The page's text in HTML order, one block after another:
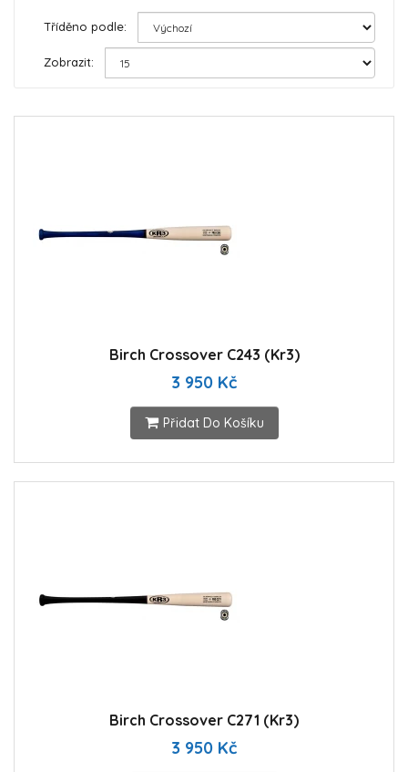
Tříděno podle:
Zobrazit:
Birch Crossover C243 (Kr3)
3 950 Kč
Přidat Do Košíku
Birch Crossover C271 (Kr3)
3 950 Kč